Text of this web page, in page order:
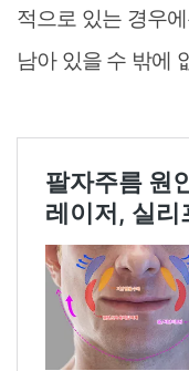
적으로 있는 경우
남아 있을 수 밖에